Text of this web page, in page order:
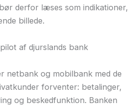
derfor læses som indikationer,
billede.
netbank og mobilbank med de
forventer: betalinger,
og beskedfunktion. Banken